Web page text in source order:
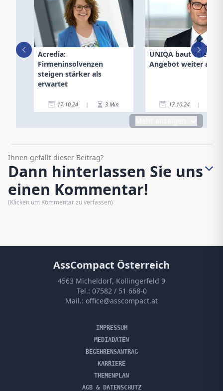
Acredia:
Firmeninsolvenzen
steigen stärker als
erwartet
17.10.24 | 3 Min.
UNIQA baut
Angebot weiter aus
17.10.24 |
Ihnen gefällt dieser Beitrag?
Dann hinterlassen Sie uns
einen Kommentar!
(Klicken um Kommentar zu verfassen)
AssCompact Österreich
4563 Micheldorf, Kollingerfeld 9
Tel.: 07582 / 51 668-0
Mail.: office@asscompact.at
IMPRESSUM
MEDIADATEN
BEGEHRENSANTRAG
KARRIERE
THEMENPLAN
AGB & DATENSCHUTZ